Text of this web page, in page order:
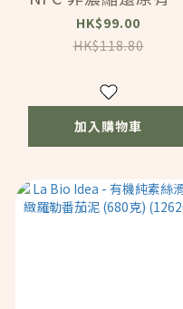
純檸檬汁 (1L)
(59913)
HK$99.00
HK$118.80
加入購物車